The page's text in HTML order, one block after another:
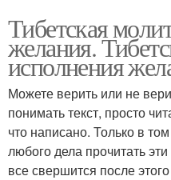
Тибетская
желания.
исполнения
Можете верить или не
понимать текст, просто
что написано. Только в
любого дела прочитать
все свершится после